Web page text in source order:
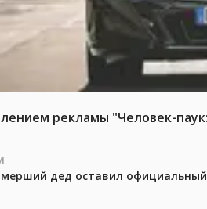
рекламы "Человек-
дед оставил